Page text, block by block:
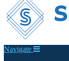
Navigate